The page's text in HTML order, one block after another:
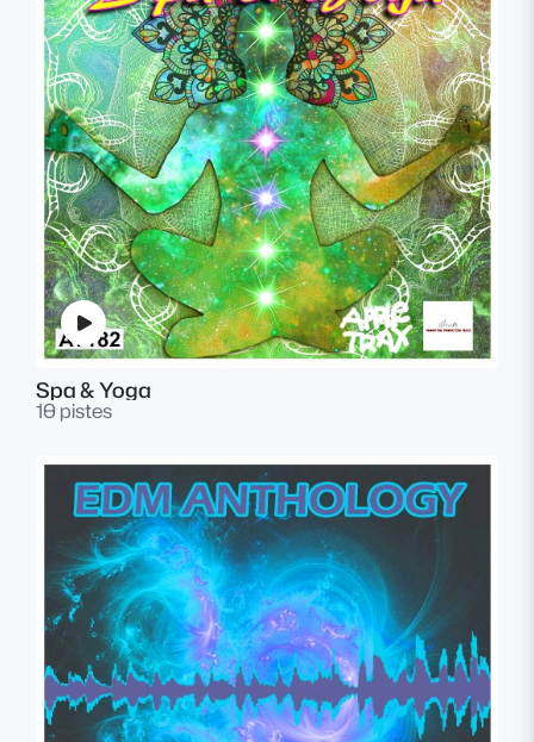
Spa & Yoga
10 pistes